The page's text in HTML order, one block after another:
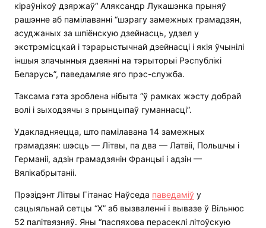
кіраўнікоў дзяржаў“ Аляксандр Лукашэнка прыняў
рашэнне аб памілаванні “шэрагу замежных грамадзян,
асуджаных за шпіёнскую дзейнасць, удзел у
экстрэмісцкай і тэрарыстычнай дзейнасці і якія ўчынілі
іншыя злачынныя дзеянні на тэрыторыі Рэспублікі
Беларусь”, паведамляе яго прэс-служба.
Таксама гэта зроблена нібыта “ў рамках жэсту добрай
волі і зыходзячы з прынцыпаў гуманнасці”.
Удакладняецца, што памілавана 14 замежных
грамадзян: шэсць — Літвы, па два — Латвіі, Польшчы і
Германіі, адзін грамадзянін Францыі і адзін —
Вялікабрытаніі.
Прэзідэнт Літвы Гітанас Наўседа паведаміў у
сацыяльнай сетцы “X” аб вызваленні і вывазе ў Вільнюс
52 палітвязняў. Яны “паспяхова перасеклі літоўскую